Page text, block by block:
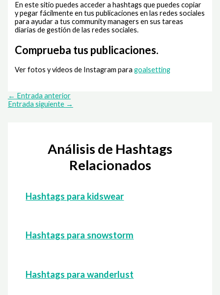
En este sitio puedes acceder a hashtags que puedes copiar
y pegar fácilmente en tus publicaciones en las redes sociales
para ayudar a tus community managers en sus tareas
diarias de gestión de las redes sociales.
Comprueba tus publicaciones.
Ver fotos y videos de Instagram paragoalsetting
← Entrada anterior
Entrada siguiente →
Análisis de Hashtags
Relacionados
Hashtags para kidswear
Hashtags para snowstorm
Hashtags para wanderlust